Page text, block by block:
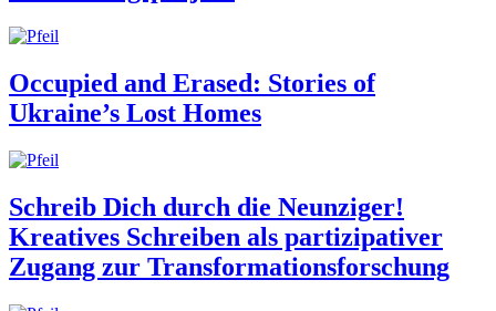
Occupied and Erased: Stories of
Ukraine’s Lost Homes
Schreib Dich durch die Neunziger!
Kreatives Schreiben als partizipativer
Zugang zur Transformationsforschung